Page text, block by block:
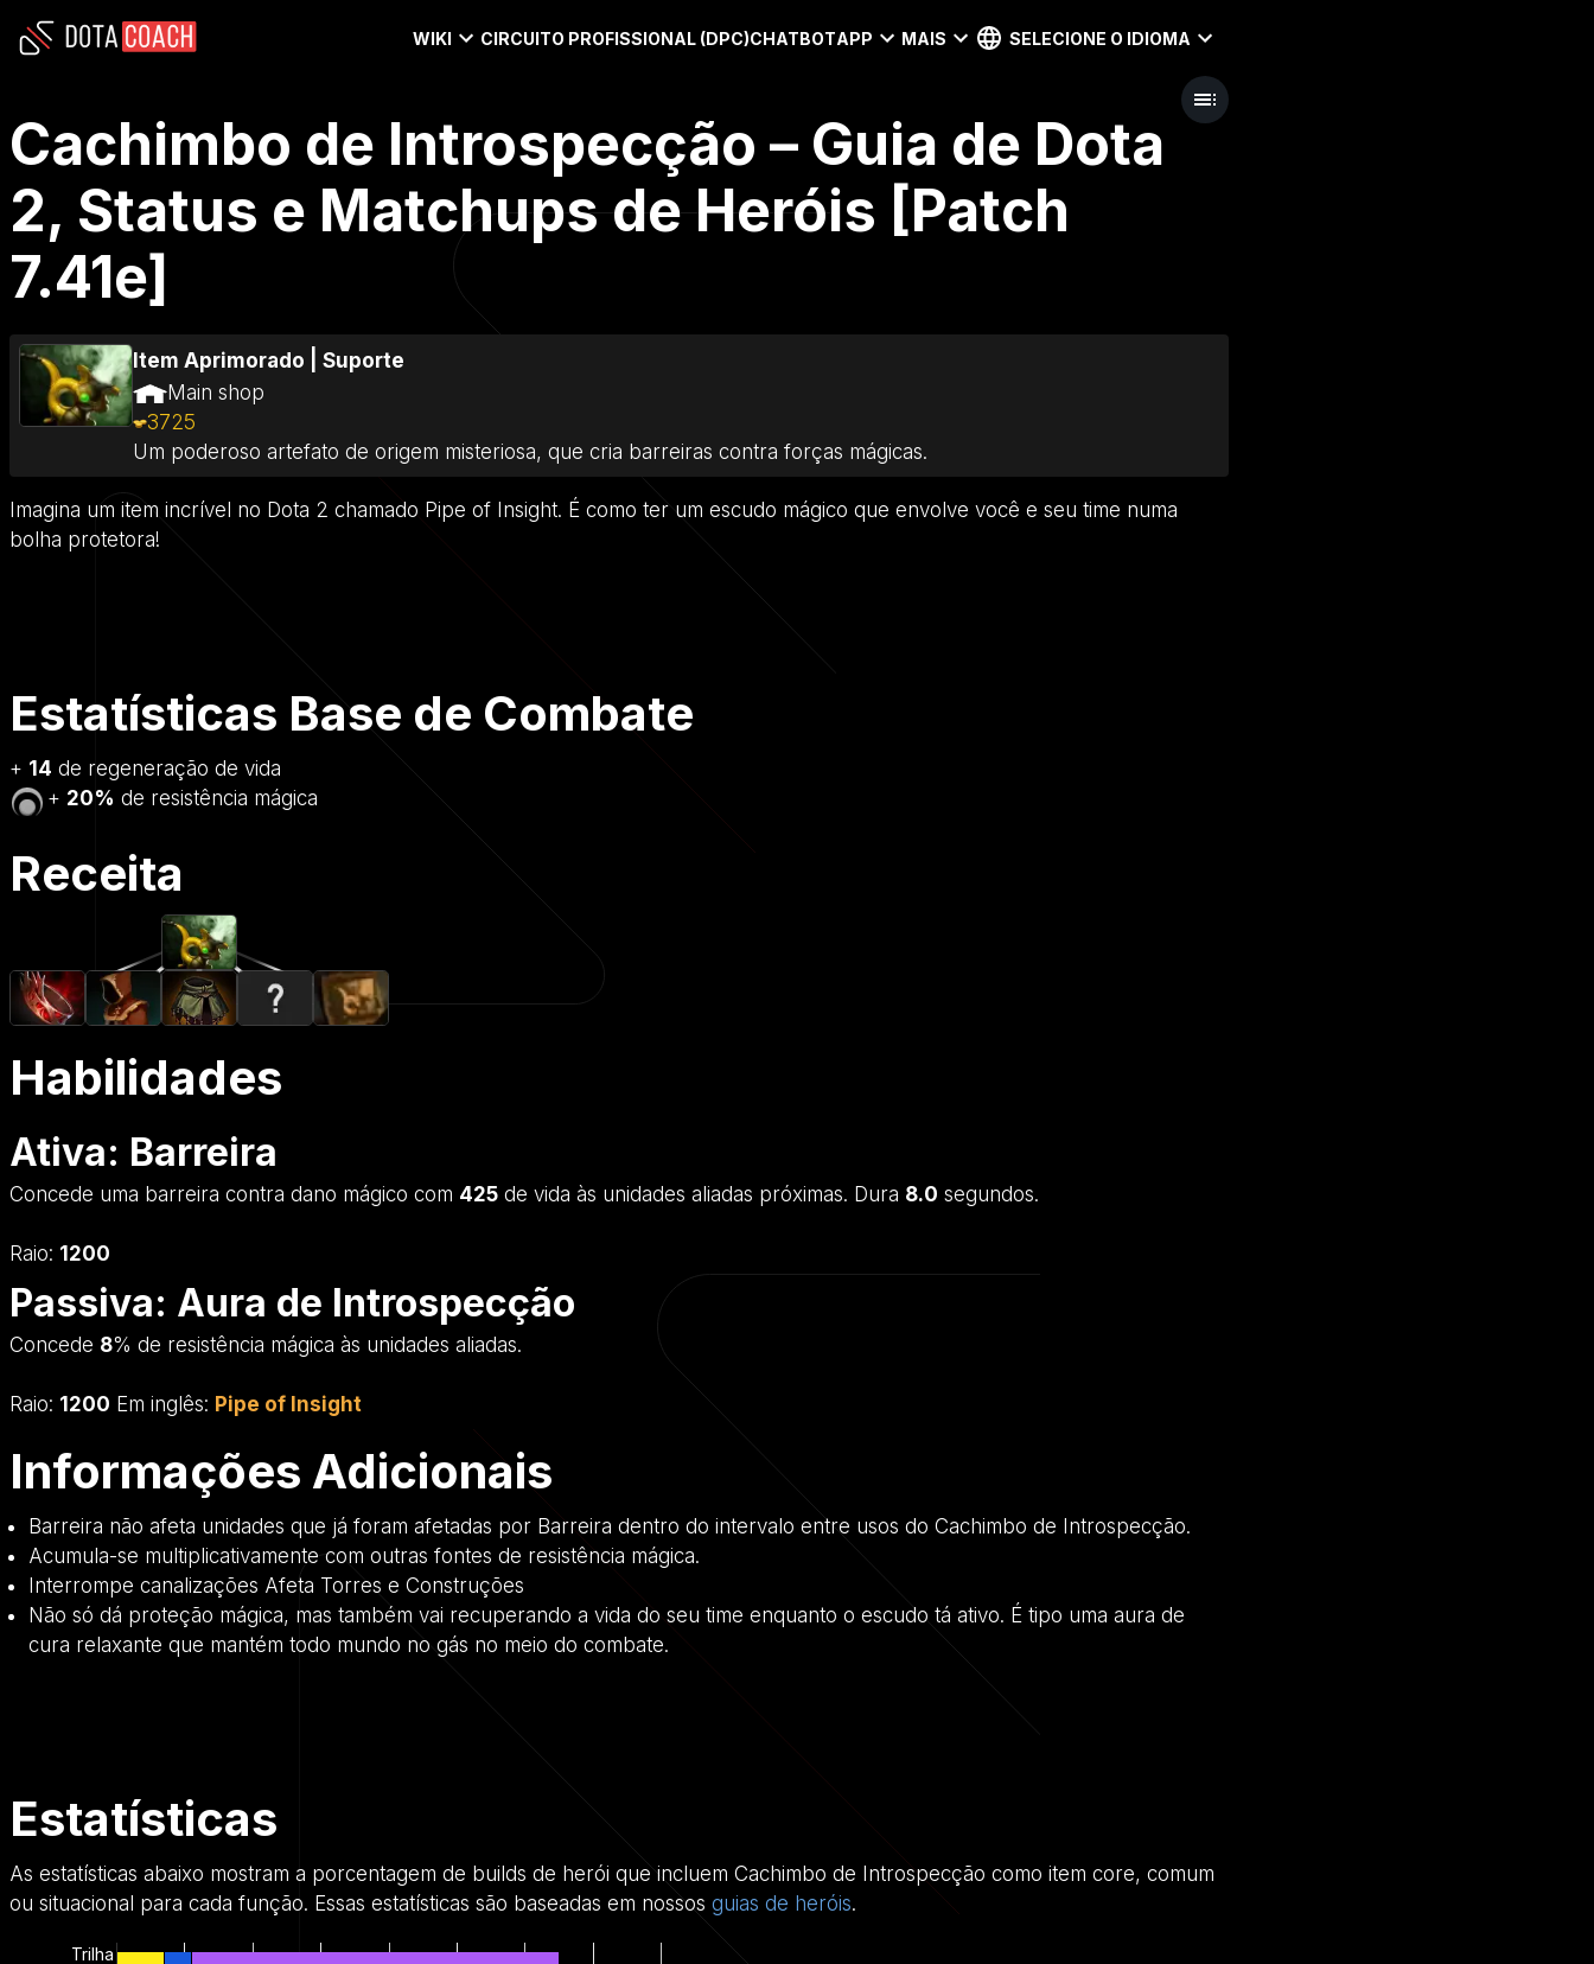
WIKI CIRCUITO PROFISSIONAL (DPC)CHATBOTAPP MAIS SELECIONE O IDIOMA
Cachimbo de Introspecção – Guia de Dota
2, Status e Matchups de Heróis [Patch
7.41e]
Item Aprimorado
Suporte
Main shop
3725
Um poderoso artefato de origem misteriosa, que cria barreiras contra forças mágicas.
Imagina um item incrível no Dota 2 chamado Pipe of Insight. É como ter um escudo mágico que envolve você e seu time numa
bolha protetora!
Estatísticas Base de Combate
+ 14 de regeneração de vida
+ 20% de resistência mágica
Receita
Habilidades
Ativa: Barreira
Concede uma barreira contra dano mágico com 425 de vida às unidades aliadas próximas. Dura 8.0 segundos.
Raio: 1200
Passiva: Aura de Introspecção
Concede 8% de resistência mágica às unidades aliadas.
Raio: 1200 Em inglês: Pipe of Insight
Informações Adicionais
Barreira não afeta unidades que já foram afetadas por Barreira dentro do intervalo entre usos do Cachimbo de Introspecção.
Acumula-se multiplicativamente com outras fontes de resistência mágica.
Interrompe canalizações Afeta Torres e Construções
Não só dá proteção mágica, mas também vai recuperando a vida do seu time enquanto o escudo tá ativo. É tipo uma aura de
cura relaxante que mantém todo mundo no gás no meio do combate.
Estatísticas
As estatísticas abaixo mostram a porcentagem de builds de herói que incluem Cachimbo de Introspecção como item core, comum
ou situacional para cada função. Essas estatísticas são baseadas em nossos guias de heróis.
Trilha